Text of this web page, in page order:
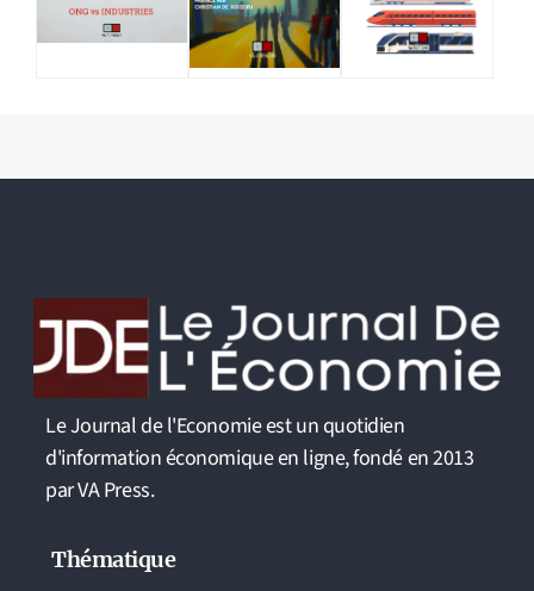
Le Journal de l'Economie est un quotidien
d'information économique en ligne, fondé en 2013
par VA Press.
Thématique